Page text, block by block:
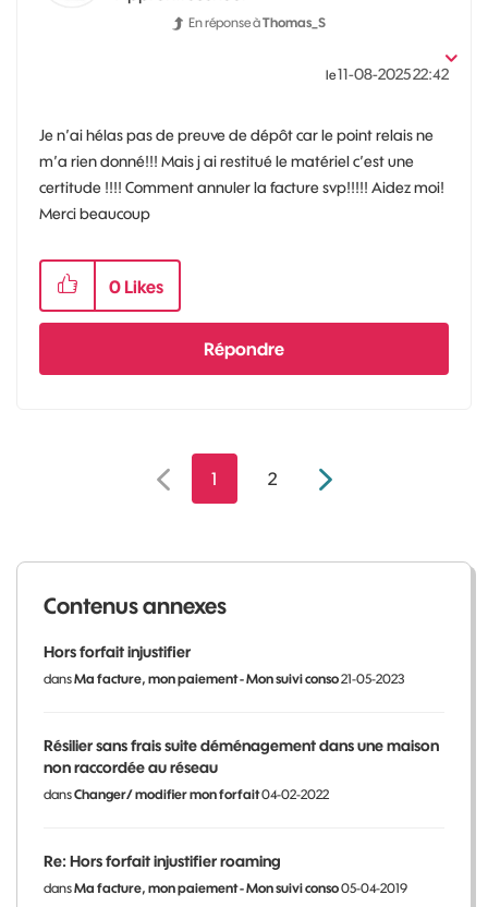
En réponse àThomas_S
le‎11-08-202522:42
Je n’ai hélas pas de preuve de dépôt car le point relais ne
m’a rien donné!!! Mais j ai restitué le matériel c’est une
certitude !!!! Comment annuler la facture svp!!!!! Aidez moi!
Merci beaucoup
0 Likes
Répondre
1 2
Contenus annexes
Hors forfait injustifier
dansMa facture, mon paiement - Mon suivi conso21-05-2023
Résilier sans frais suite déménagement dans une maison
non raccordée au réseau
dansChanger/ modifier mon forfait04-02-2022
Re: Hors forfait injustifier roaming
dansMa facture, mon paiement - Mon suivi conso05-04-2019